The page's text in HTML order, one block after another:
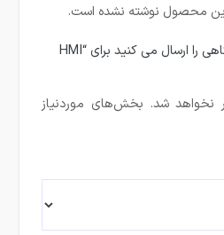
محصول نوشته نشده است.
اولین نفری باشید که دیدگاهی را ارسال می کنید برای “HMI
نخواهد شد. بخش‌های موردنیاز